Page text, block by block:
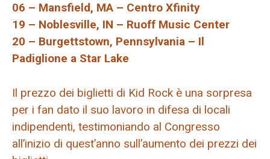
06 – Mansfield, MA – Centro Xfinity
19 – Noblesville, IN – Ruoff Music Center
20 – Burgettstown, Pennsylvania – Il
Padiglione a Star Lake
Il prezzo dei biglietti di Kid Rock è una sorpresa
per i fan dato il suo lavoro in difesa di locali
indipendenti, testimoniando al Congresso
all’inizio di quest’anno sull’aumento dei prezzi dei